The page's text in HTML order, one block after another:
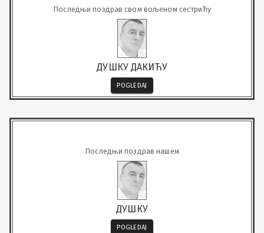
Последњи поздрав свом вољеном сестрићу
ДУШКУ ДАКИЋУ
POGLEDAJ
Последњи поздрав нашем
ДУШКУ
POGLEDAJ